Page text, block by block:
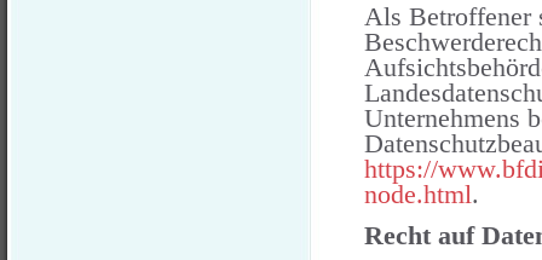
Als Betroffener
Unternehmens
https://
node.html.
Recht auf